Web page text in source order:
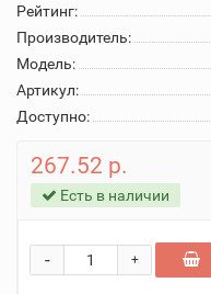
Рейтинг:
Производитель:
Модель:
Артикул:
Доступно:
267.52 р.
Есть в наличии
+
-